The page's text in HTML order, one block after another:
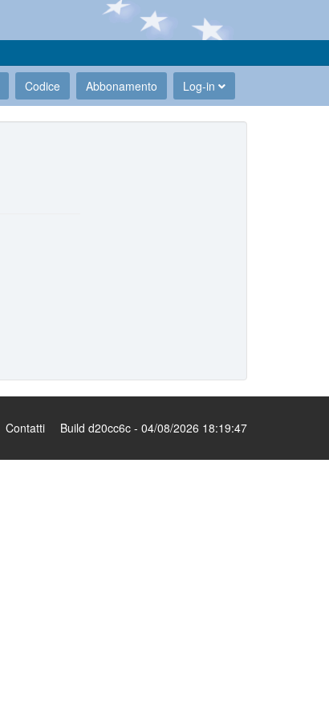
Codice Abbonamento Log-in
Contatti Build d20cc6c - 04/08/2026 18:19:47